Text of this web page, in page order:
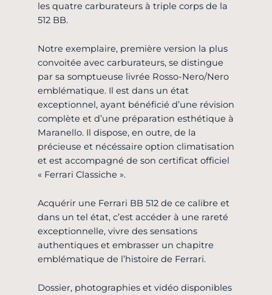
les quatre carburateurs à triple corps de la
512 BB.
Notre exemplaire, première version la plus
convoitée avec carburateurs, se distingue
par sa somptueuse livrée Rosso-Nero/Nero
emblématique. Il est dans un état
exceptionnel, ayant bénéficié d’une révision
complète et d’une préparation esthétique à
Maranello. Il dispose, en outre, de la
précieuse et nécéssaire option climatisation
et est accompagné de son certificat officiel
« Ferrari Classiche ».
Acquérir une Ferrari BB 512 de ce calibre et
dans un tel état, c’est accéder à une rareté
exceptionnelle, vivre des sensations
authentiques et embrasser un chapitre
emblématique de l’histoire de Ferrari.
Dossier, photographies et vidéo disponibles